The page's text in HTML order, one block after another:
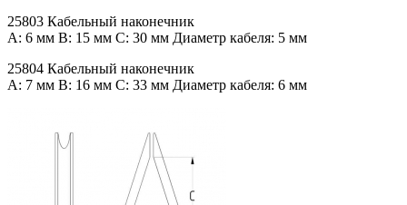
25803 Кабельный наконечник
A: 6 мм B: 15 мм C: 30 мм Диаметр кабеля: 5 мм
25804 Кабельный наконечник
A: 7 мм B: 16 мм C: 33 мм Диаметр кабеля: 6 мм